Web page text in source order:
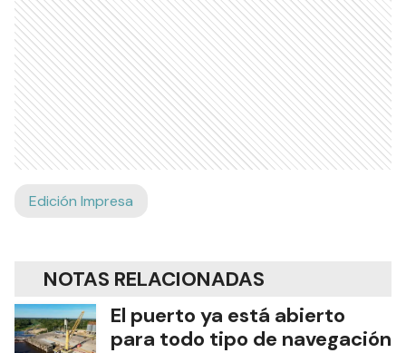
Edición Impresa
NOTAS RELACIONADAS
El puerto ya está abierto
para todo tipo de navegación